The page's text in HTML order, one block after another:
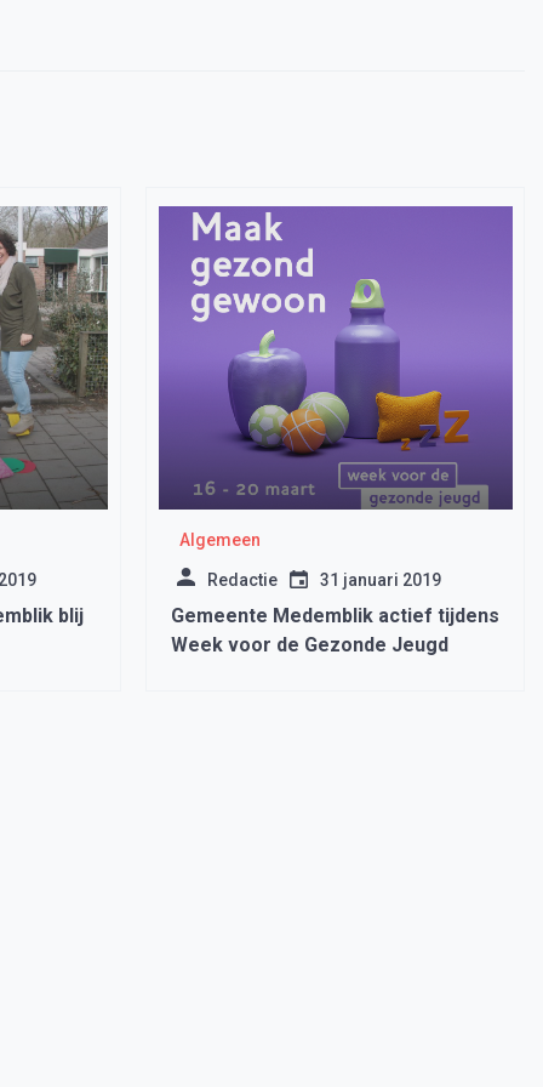
blij
Algemeen
Redactie 31 januari 2019
Gemeente Medemblik actief tijdens
Week voor de Gezonde Jeugd